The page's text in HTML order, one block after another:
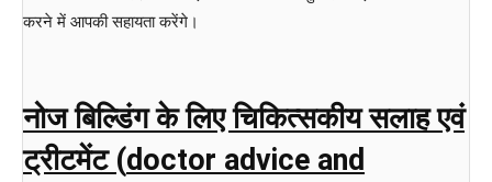
करने में आपकी सहायता करेंगे।
नोज बिल्डिंग के लिए चिकित्सकीय सलाह एवं
ट्रीटमेंट (doctor advice and